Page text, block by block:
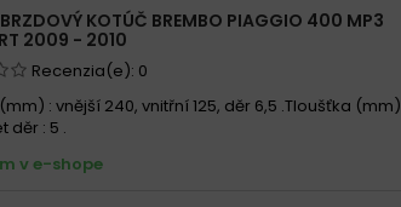
KOTÚČ BREMBO PIAGGIO 400 MP3
2009 - 2010
Recenzia(e): 0
: vnější 240, vnitřní 125, děr 6,5 .Tloušťka (mm)
děr : 5 .
v e-shope